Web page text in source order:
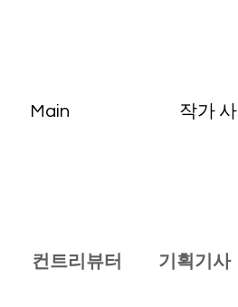
Main 작가
컨트리뷰터 기획기사